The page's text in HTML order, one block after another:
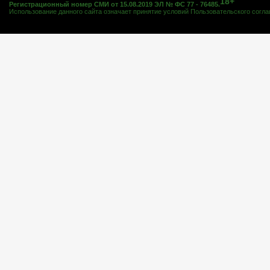
Регистрационный номер СМИ от 15.08.2019 ЭЛ № ФС 77 - 76485.
Использование данного сайта означает принятие условий Пользовательского